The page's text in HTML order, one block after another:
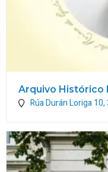
Arquivo Histórico
Rúa Durán Loriga 10,